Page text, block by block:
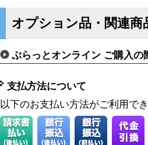
オプション品・関連商
ぷらっとオンライン ご購入の
支払方法について
以下のお支払い方法がご利用で